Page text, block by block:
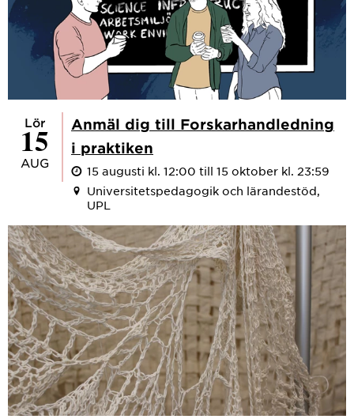
lör
15
AUG
Anmäl dig till Forskarhandledning
i praktiken
15 augusti kl. 12:00 till 15 oktober kl. 23:59
Universitetspedagogik och lärandestöd,
UPL